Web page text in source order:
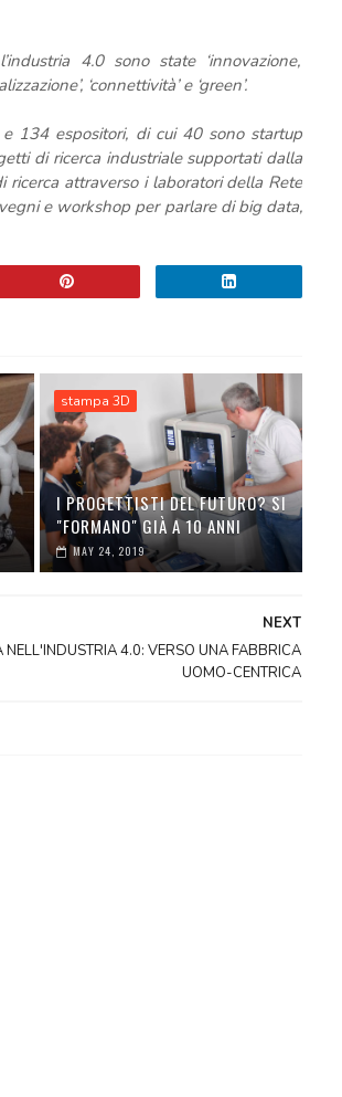
4.0 sono state ‘innovazione,’
‘connettività’ e ‘green’.
134 espositori, di cui 40 sono startup
di ricerca industriale supportati dalla
attraverso i laboratori della Rete
e workshop per parlare di big data,
stampa 3D
I PROGETTISTI DEL FUTURO? SI
"FORMANO" GIÀ A 10 ANNI
MAY 24, 2019
NEXT
NELL'INDUSTRIA 4.0: VERSO UNA FABBRICA
UOMO-CENTRICA